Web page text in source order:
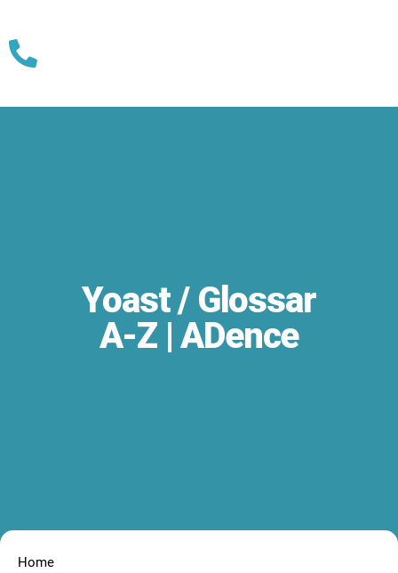
Skip
Yoast / Glossar
A-Z | ADence
Home